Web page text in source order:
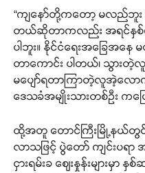
“ကျနော်တို့ကတော့ မလည်ဘူ
တယ်ဆိုတာကလည်း အရင်နှစ်လ
ပါဘူး။ နိုင်ငံရေးအခြေအနေ
တာကောင်း ပါတယ်၊ သွား
မပျော်ရတာကြာတဲ့လူအဲ့လော
ဒေသခံအမျိုးသားတစ်ဦး ကပ
ထို့အတူ တောင်ကြီးမြို့နယ်တွ
လာသဖြင့် ပွဲတော် ကျင်းပရာ
ငှားရမ်းခ ဈေးနှုန်းများမှာ နှ